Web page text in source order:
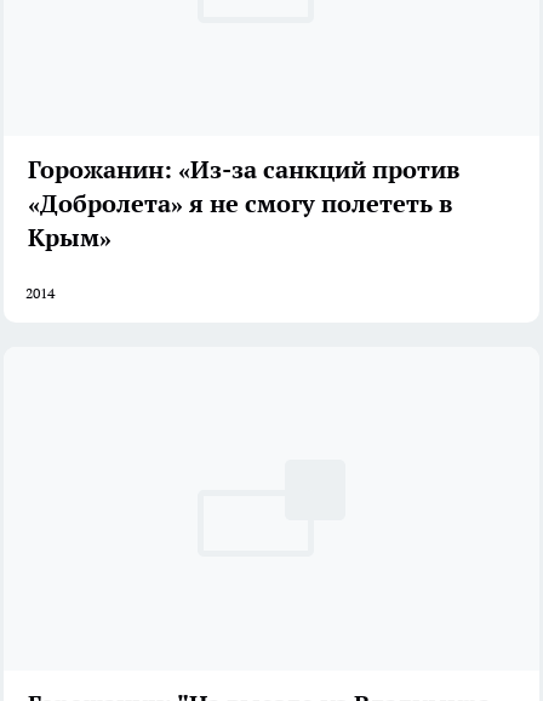
Горожанин: «Из-за санкций против
«Добролета» я не смогу полететь в
Крым»
2014